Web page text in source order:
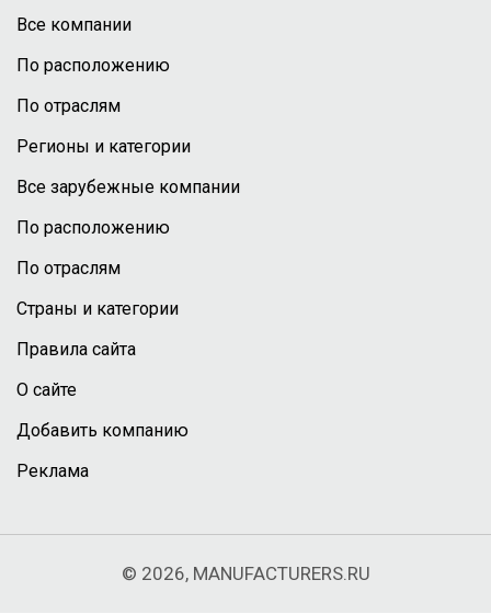
Все компании
По расположению
По отраслям
Регионы и категории
Все зарубежные компании
По расположению
По отраслям
Страны и категории
Правила сайта
О сайте
Добавить компанию
Реклама
© 2026, MANUFACTURERS.RU